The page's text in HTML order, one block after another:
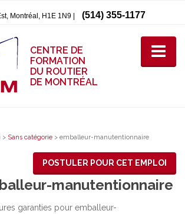
Montréal, H1E 1N9 | (514) 355-1177
CENTRE DE
FORMATION
DU ROUTIER
DE MONTRÉAL
> Sans catégorie > emballeur-manutentionnaire
POSTULER POUR CET EMPLOI
manutentionnaire
garanties pour emballeur-